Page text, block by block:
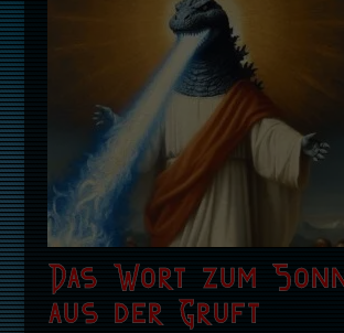
Das Wort zum
aus der Gruft